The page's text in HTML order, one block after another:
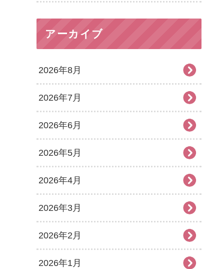
アーカイブ
2026年8月
2026年7月
2026年6月
2026年5月
2026年4月
2026年3月
2026年2月
2026年1月